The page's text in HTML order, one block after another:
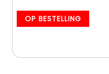
OP BESTELLING